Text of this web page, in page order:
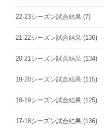
22-23シーズン試合結果 (7)
21-22シーズン試合結果 (136)
20-21シーズン試合結果 (134)
19-20シーズン試合結果 (115)
18-19シーズン試合結果 (125)
17-18シーズン試合結果 (136)